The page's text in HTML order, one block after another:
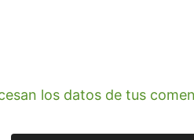
los datos de tus